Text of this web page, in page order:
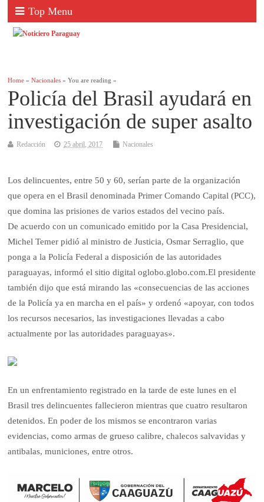
Top Menu
Home »Nacionales » You are reading »
Policía del Brasil ayudará en
investigación de super asalto
Redacción 25 abril, 2017 Nacionales
Los delincuentes, entre 50 y 60, serían parte de la organización
que opera en el Brasil denominada Primer Comando Capital (PCC),
que domina las prisiones de varios estados del vecino país.
De acuerdo con un comunicado emitido por la Casa Presidencial,
Michel Temer pidió al ministro de Justicia, Osmar Serraglio, que
ponga a la Policía Federal a disposición de las autoridades
paraguayas, informó el sitio digital oglobo.globo.com.El presidente
también dijo que está mirando las «consecuencias de las acciones
de la Policía ya en marcha en el país» y ordenó «apoyar, con todos
los recursos necesarios, las investigaciones llevadas a cabo
actualmente por las autoridades paraguayas».
En un enfrentamiento registrado en la tarde de este lunes en el
Brasil tres delincuentes fallecieron mientras que cuatro resultaron
detenidos. En poder de los mismos se encontraron varias
evidencias, como armas de grueso calibre, chalecos salvavidas y
antibalas, municiones, entre otros.